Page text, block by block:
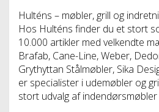
Hulténs – møbler, grill og
Hos Hulténs finder du et stort
10.000 artikler med velkendte
Brafab, Cane-Line, Weber,
Grythyttan Stålmøbler, Sika
er specialister i udemøbler og
stort udvalg af indendørsmøbler